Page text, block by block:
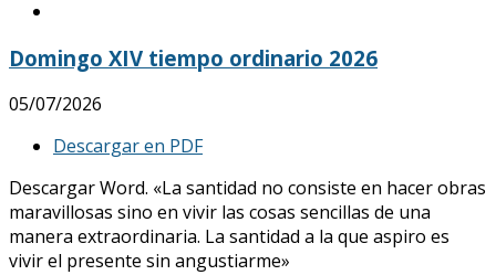
Domingo XIV tiempo ordinario 2026
05/07/2026
Descargar en PDF
Descargar Word. «La santidad no consiste en hacer obras
maravillosas sino en vivir las cosas sencillas de una
manera extraordinaria. La santidad a la que aspiro es
vivir el presente sin angustiarme»